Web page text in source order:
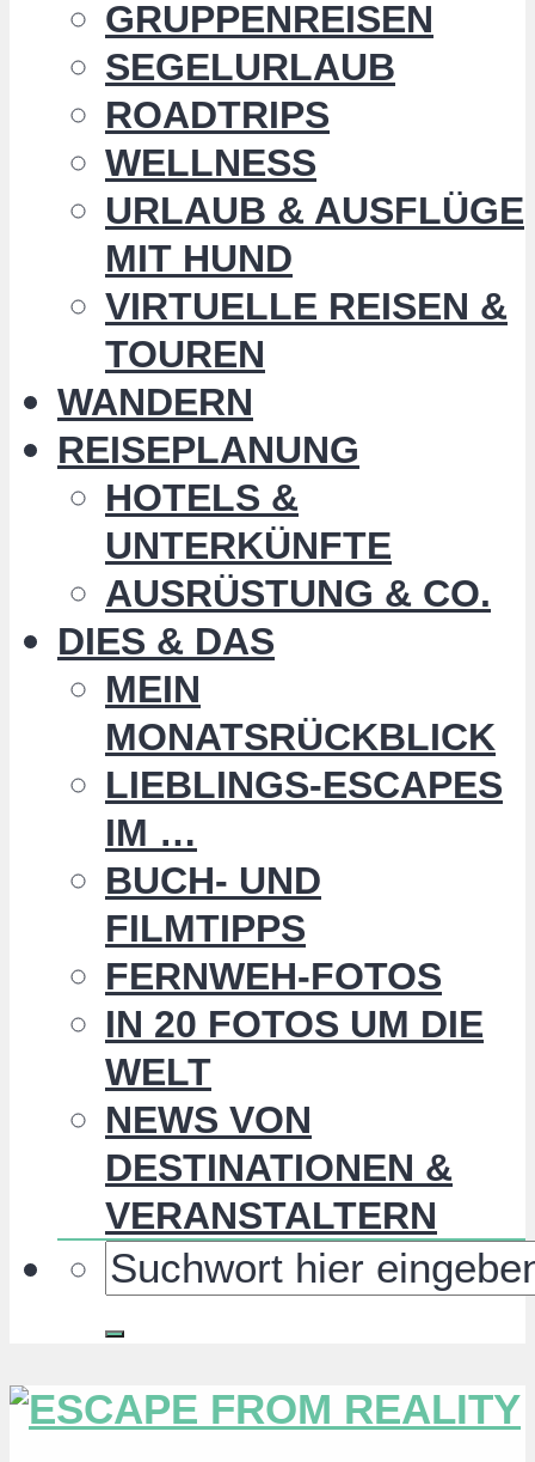
GRUPPENREISEN
SEGELURLAUB
ROADTRIPS
WELLNESS
URLAUB & AUSFLÜGE
MIT HUND
VIRTUELLE REISEN &
TOUREN
WANDERN
REISEPLANUNG
HOTELS &
UNTERKÜNFTE
AUSRÜSTUNG & CO.
DIES & DAS
MEIN
MONATSRÜCKBLICK
LIEBLINGS-ESCAPES
IM …
BUCH- UND
FILMTIPPS
FERNWEH-FOTOS
IN 20 FOTOS UM DIE
WELT
NEWS VON
DESTINATIONEN &
VERANSTALTERN